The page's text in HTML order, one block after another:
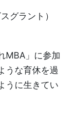
グラント）
MBA」に参加
うな育休を過
うに生きてい